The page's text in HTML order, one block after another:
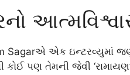
Sagarએ એક ઇન્ટરવ્યુમાં
પણ તેમની જેવી